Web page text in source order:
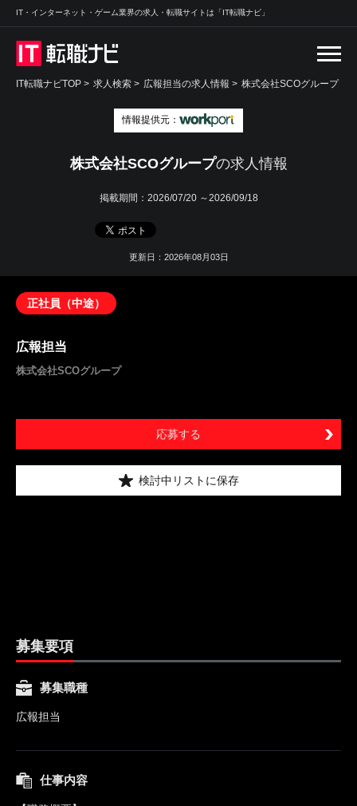
IT・インターネット・ゲーム業界の求人・転職サイトは「IT転職ナビ」
IT転職ナビTOP > 求人検索 > 広報担当の求人情報 > 株式会社SCOグループ
情報提供元：
株式会社SCOグループの求人情報
掲載期間： 2026/07/20 ～2026/09/18
更新日：2026年08月03日
正社員（中途）
広報担当
株式会社SCOグループ
応募する
検討中リストに保存
募集要項
募集職種
広報担当
仕事内容